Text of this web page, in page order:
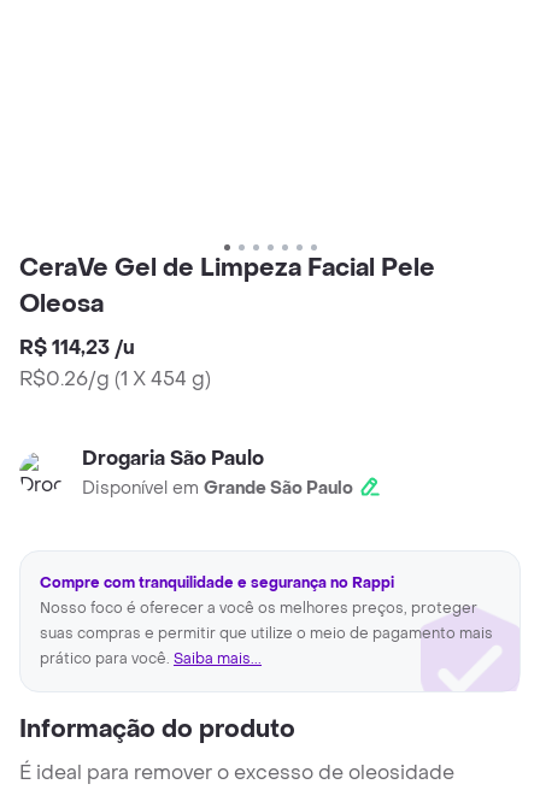
CeraVe Gel de Limpeza Facial Pele
Oleosa
R$ 114,23 /u
R$0.26/g (1 X 454 g)
Drogaria São Paulo
Disponível em Grande São Paulo
Compre com tranquilidade e segurança no Rappi
Nosso foco é oferecer a você os melhores preços, proteger
suas compras e permitir que utilize o meio de pagamento mais
prático para você. Saiba mais...
Informação do produto
É ideal para remover o excesso de oleosidade